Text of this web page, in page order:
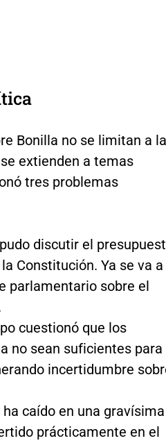
Bonilla no se limitan a
extienden a temas
tres problemas
discutir el
Constitución. Ya se va a
parlamentario sobre el
cuestionó que los
no sean suficientes para
incertidumbre
ha caído en una gravísima
prácticamente en el